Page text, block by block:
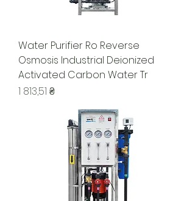
Water Purifier Ro Reverse
Osmosis Industrial Deionized
Activated Carbon Water Tr
Цена
1 813,51 ₴